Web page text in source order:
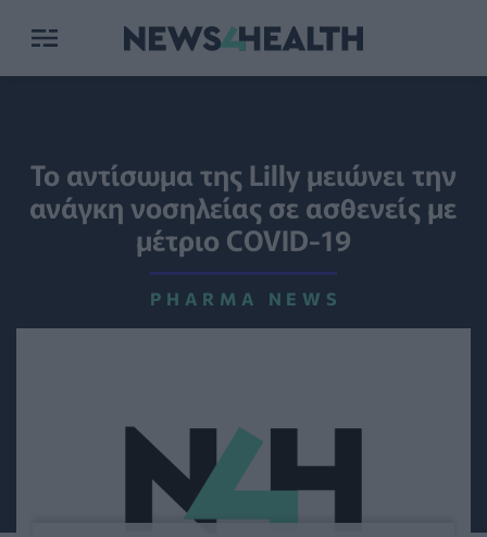
To αντίσωμα της Lilly μειώνει την
ανάγκη νοσηλείας σε ασθενείς με
μέτριο COVID-19
PHARMA NEWS